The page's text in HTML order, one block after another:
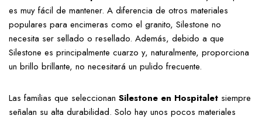
es muy fácil de mantener. A diferencia de otros materiales
populares para encimeras como el granito, Silestone no
necesita ser sellado o resellado. Además, debido a que
Silestone es principalmente cuarzo y, naturalmente, proporciona
un brillo brillante, no necesitará un pulido frecuente.
Las familias que seleccionan Silestone en Hospitalet siempre
señalan su alta durabilidad. Solo hay unos pocos materiales